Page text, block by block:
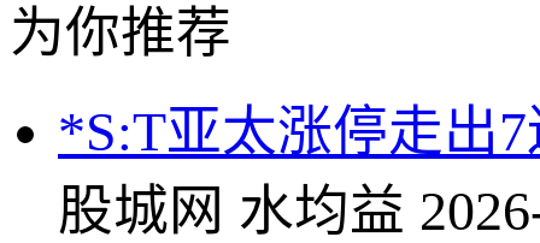
为你推荐
*S:T亚太涨停走出
股城网 水均益